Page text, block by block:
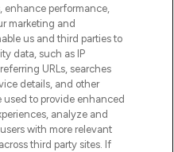
która dowie się o
od niszowych i
trendach i
redakcyjne
cookie
My Personal
enhance performance,
marketing and
us and third parties to
data, such as IP
URLs, searches
details, and other
to provide enhanced
analyze and
with more relevant
third party sites. If